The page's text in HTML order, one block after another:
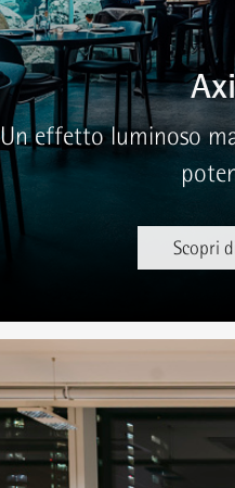
Un effetto luminoso
Scopri